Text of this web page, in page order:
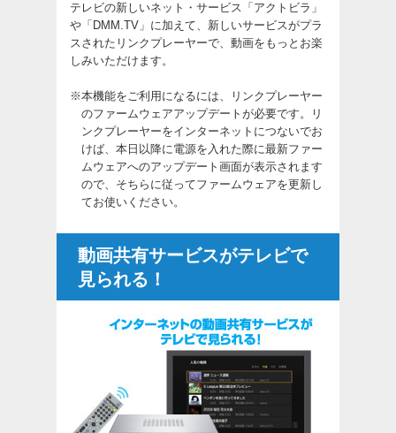
テレビの新しいネット・サービス「アクトビラ」
や「DMM.TV」に加えて、新しいサービスがプラ
スされたリンクプレーヤーで、動画をもっとお楽
しみいただけます。
※本機能をご利用になるには、リンクプレーヤー
のファームウェアアップデートが必要です。リ
ンクプレーヤーをインターネットにつないでお
けば、本日以降に電源を入れた際に最新ファー
ムウェアへのアップデート画面が表示されます
ので、そちらに従ってファームウェアを更新し
てお使いください。
動画共有サービスがテレビで
見られる！